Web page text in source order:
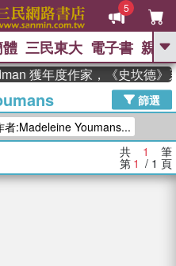
5
GO
東野圭吾 高希均教授回憶錄
Odyssey 、 父親節 、 如果歷
群喵 、 暑期推薦 、 國際布克
漫遊錄、 方念華 、 台灣的李
數學女孩：黎曼猜想 、
迷走神經
三民東大 電子書 親子
獲年度作家，《史坎德》
篩選
者:Madeleine Youmans...
共 1 筆
第 1 / 1 頁